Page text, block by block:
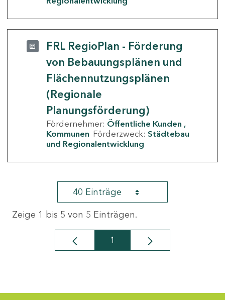
FRL RegioPlan - Förderung
von Bebauungsplänen und
Flächennutzungsplänen
(Regionale
Planungsförderung)
Fördernehmer: Öffentliche Kunden
Kommunen Förderzweck: Städtebau
und Regionalentwicklung
40 Einträge
Zeige 1 bis 5 von 5 Einträgen.
Seite
1